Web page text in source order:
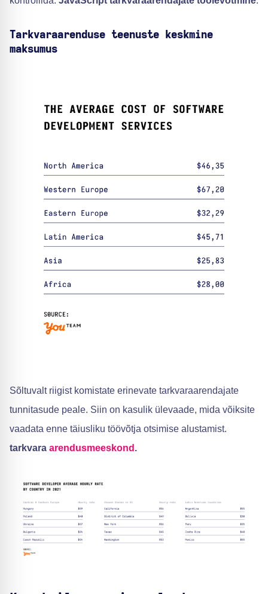
Tarkvaraarenduse teenuste keskmine
maksumus
Sõltuvalt riigist komistate erinevate tarkvaraarendajate
tunnitasude peale. Siin on kasulik ülevaade, mida võiksite
vaadata enne täiusliku töövõtja otsimise alustamist.
tarkvara arendusmeeskond .